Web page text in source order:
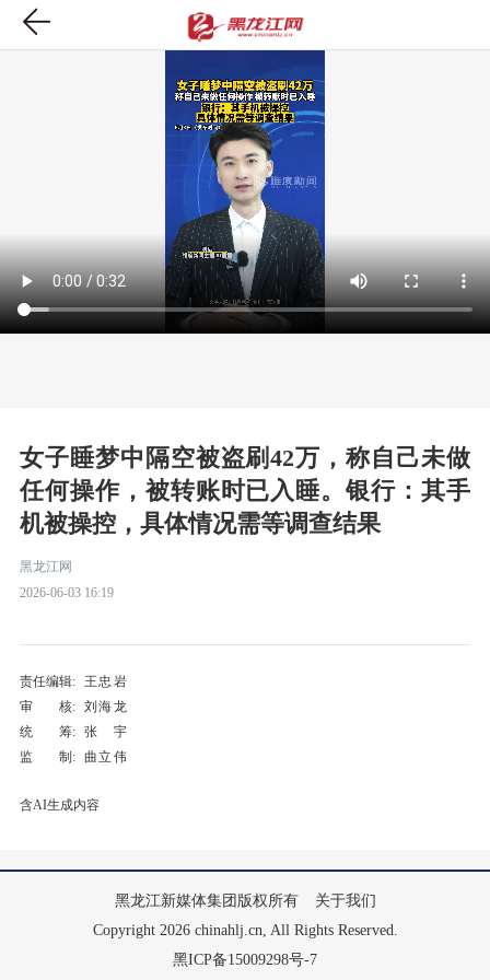
女子睡梦中隔空被盗刷42万，称自己未做
任何操作，被转账时已入睡。银行：其手
机被操控，具体情况需等调查结果
黑龙江网
2026-06-03 16:19
责任编辑:
王忠岩
审 核: 刘海龙
统 筹: 张宇
监 制: 曲立伟
含AI生成内容
黑龙江新媒体集团版权所有
关于我们
Copyright 2026 chinahlj.cn, All Rights Reserved.
黑ICP备15009298号-7